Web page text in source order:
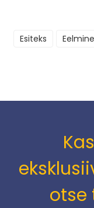
Esiteks Eelmine
otse